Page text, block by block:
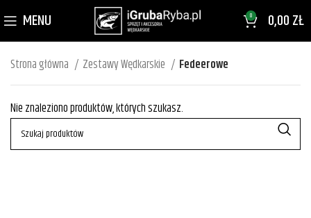
MENU 0 0,00ZŁ
Strona główna Zestawy Wędkarskie Fedeerowe
Nie znaleziono produktów, których szukasz.